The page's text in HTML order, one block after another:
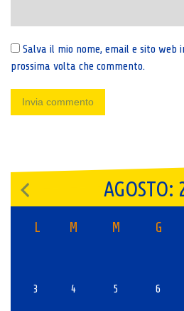
Salva il mio nome, email e sito web
prossima volta che commento.
AGOSTO:
L M M G
3 4 5 6